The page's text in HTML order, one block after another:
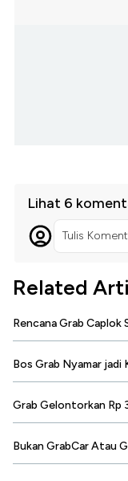
Lihat 6
Tulis
Related
Rencana Grab
Bos Grab Nyamar
Grab Gelontorkan Rp
Bukan GrabCar Atau